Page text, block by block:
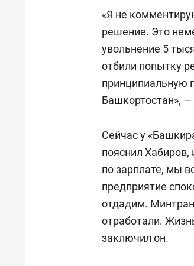
«Я не
решение. Это
увольнение 5
отбили попытку
принципиальную
Башкортостан», —
Сейчас у
пояснил Хабиров,
по зарплате, мы
предприятие
отдадим.
отработали.
заключил он.